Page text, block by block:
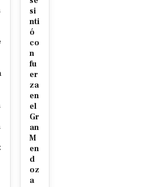
si
nti
ó
co
n
fu
er
za
en
el
Gr
an
M
en
d
oz
a